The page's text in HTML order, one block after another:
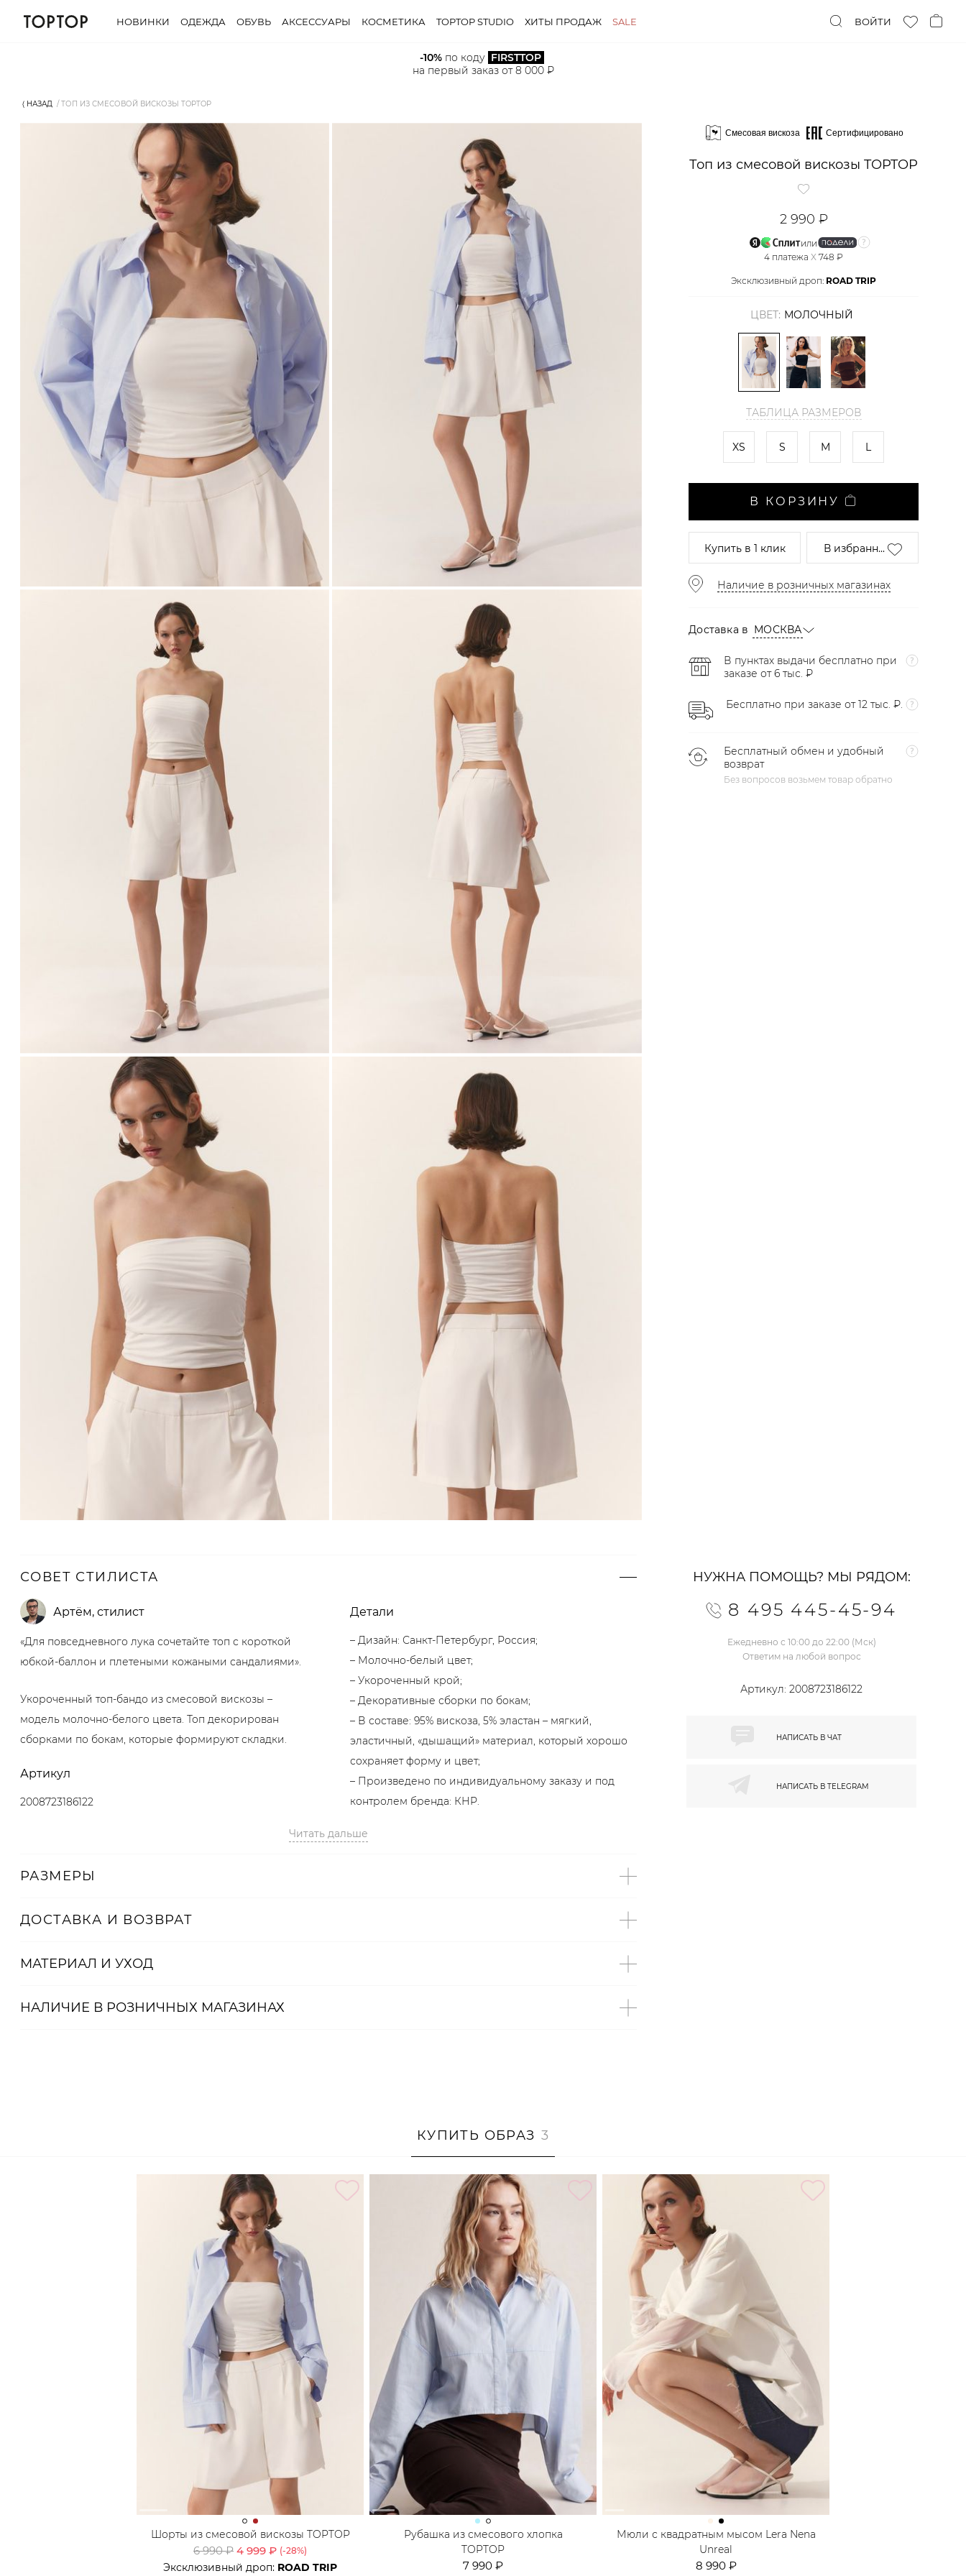
НОВИНКИ ОДЕЖДА ОБУВЬ АКСЕССУАРЫ КОСМЕТИКА TOPTOP STUDIO ХИТЫ ПРОДАЖ SALE ВОЙТИ
-10% по коду FIRSTTOP
на первый заказ от 8 000 ₽
⟨ НАЗАД ТОП ИЗ СМЕСОВОЙ ВИСКОЗЫ TOPTOP
Смесовая вискоза Сертифицировано
Топ из смесовой вискозы TOPTOP
2 990 ₽
или
4 платежаX 748 ₽
Эксклюзивный дроп: ROAD TRIP
ЦВЕТ: МОЛОЧНЫЙ
ТАБЛИЦА РАЗМЕРОВ
XS S M L
В КОРЗИНУ
Купитьв 1 клик В избранн...
Наличие в розничных магазинах
Доставка в МОСКВА
В пунктах выдачи бесплатно при
заказе от 6 тыс. ₽
Бесплатно при заказе от 12 тыс. ₽.
Бесплатный обмен и удобный
возврат
Без вопросов возьмем товар обратно
СОВЕТ СТИЛИСТА
Артём, стилист
«Для повседневного лука сочетайте топ с короткой
юбкой-баллон и плетеными кожаными сандалиями».
Укороченный топ-бандо из смесовой вискозы –
модель молочно-белого цвета. Топ декорирован
сборками по бокам, которые формируют складки.
Артикул
2008723186122
Детали
– Дизайн: Санкт-Петербург, Россия;
– Молочно-белый цвет;
– Укороченный крой;
– Декоративные сборки по бокам;
– В составе: 95% вискоза, 5% эластан – мягкий,
эластичный, «дышащий» материал, который хорошо
сохраняет форму и цвет;
– Произведено по индивидуальному заказу и под
контролем бренда: КНР.
Образ
ШОРТЫ ИЗ СМЕСОВОЙ ВИСКОЗЫ
Читать дальше
РАЗМЕРЫ
ДОСТАВКА И ВОЗВРАТ
МАТЕРИАЛ И УХОД
НАЛИЧИЕ В РОЗНИЧНЫХ МАГАЗИНАХ
НУЖНА ПОМОЩЬ? МЫ РЯДОМ:
8 495 445-45-94
Ежедневно с 10:00 до 22:00 (Мск)
Ответим на любой вопрос
Артикул:2008723186122
НАПИСАТЬ В ЧАТ
НАПИСАТЬ В TELEGRAM
КУПИТЬ ОБРАЗ 3
Шорты из смесовой вискозы TOPTOP
6 990 ₽ 4 999 ₽ (-28%)
Эксклюзивный дроп: ROAD TRIP
Рубашка из смесового хлопка
TOPTOP
7 990 ₽
Мюли с квадратным мысом Lera Nena
Unreal
8 990 ₽